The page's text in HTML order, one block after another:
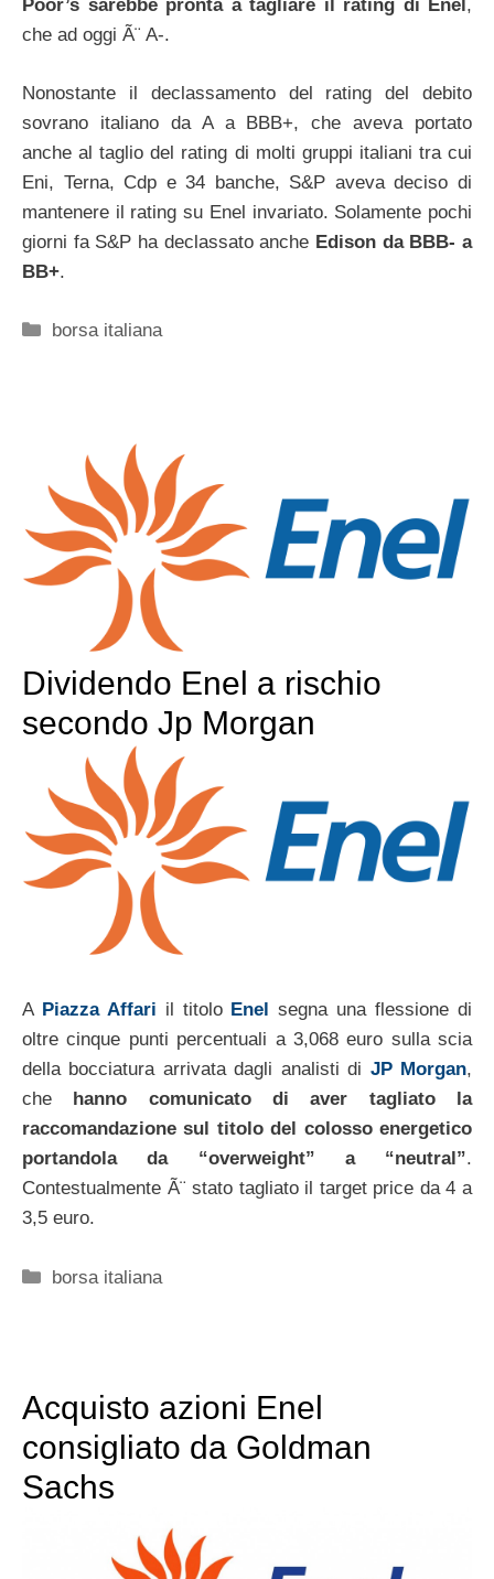
Poor’s sarebbe pronta a tagliare il rating di Enel ,
che ad oggi Ã¨ A-.
Nonostante il declassamento del rating del debito
sovrano italiano da A a BBB+, che aveva portato
anche al taglio del rating di molti gruppi italiani tra cui
Eni, Terna, Cdp e 34 banche, S&P aveva deciso di
mantenere il rating su Enel invariato. Solamente pochi
giorni fa S&P ha declassato anche Edison da BBB- a
BB+.
Categorie
borsa italiana
Dividendo Enel a rischio
secondo Jp Morgan
A Piazza Affari il titolo Enel
segna una flessione di
oltre cinque punti percentuali a 3,068 euro sulla scia
della bocciatura arrivata dagli analisti di JP Morgan,
che
hanno comunicato di aver tagliato la
raccomandazione sul titolo del colosso energetico
portandola da “overweight” a “neutral”.
Contestualmente Ã¨ stato tagliato il target price da 4 a
3,5 euro.
Categorie
borsa italiana
Acquisto azioni Enel
consigliato da Goldman
Sachs